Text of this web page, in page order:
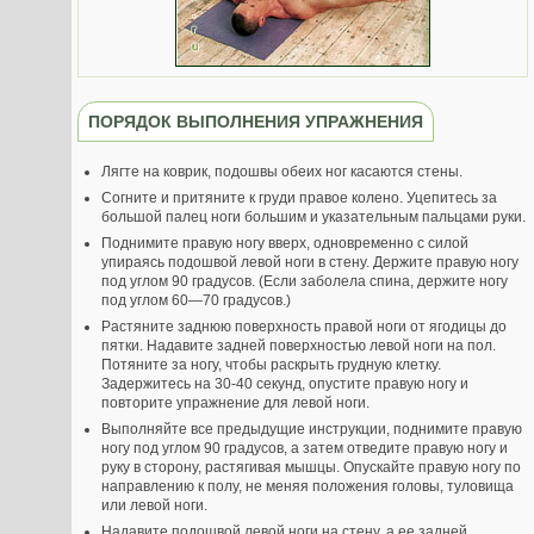
ПОРЯДОК ВЫПОЛНЕНИЯ УПРАЖНЕНИЯ
Лягте на коврик, подошвы обеих ног касаются стены.
Согните и притяните к груди правое колено. Уцепитесь за
большой палец ноги большим и указательным пальцами руки.
Поднимите правую ногу вверх, одновременно с силой
упираясь подошвой левой ноги в стену. Держите правую ногу
под углом 90 градусов. (Если заболела спина, держите ногу
под углом 60—70 градусов.)
Растяните заднюю поверхность правой ноги от ягодицы до
пятки. Надавите задней поверхностью левой ноги на пол.
Потяните за ногу, чтобы раскрыть грудную клетку.
Задержитесь на 30-40 секунд, опустите правую ногу и
повторите упражнение для левой ноги.
Выполняйте все предыдущие инструкции, поднимите правую
ногу под углом 90 градусов, а затем отведите правую ногу и
руку в сторону, растягивая мышцы. Опускайте правую ногу по
направлению к полу, не меняя положения головы, туловища
или левой ноги.